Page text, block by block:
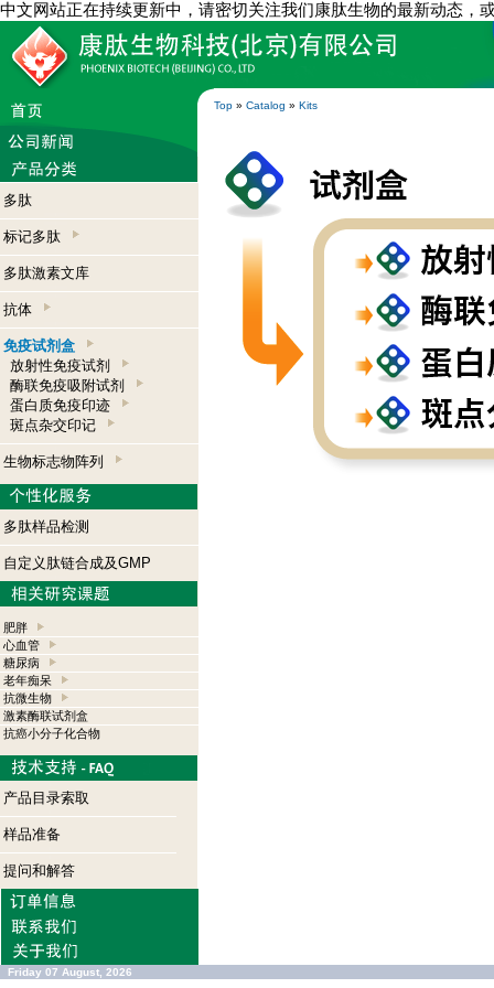
中文网站正在持续更新中，请密切关注我们康肽生物的最新动态，
Top » Catalog » Kits
多肽
标记多肽
多肽激素文库
抗体
免疫试剂盒
放射性免疫试剂
酶联免疫吸附试剂
蛋白质免疫印迹
斑点杂交印记
生物标志物阵列
多肽样品检测
自定义肽链合成及GMP
肥胖
心血管
糖尿病
老年痴呆
抗微生物
激素酶联试剂盒
抗癌小分子化合物
产品目录索取
样品准备
提问和解答
Friday 07 August, 2026